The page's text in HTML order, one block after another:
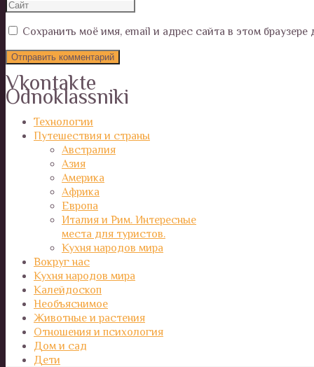
Сохранить моё имя, email и адрес сайта в этом
Vkontakte
Odnoklassniki
Технологии
Путешествия и страны
Австралия
Азия
Америка
Африка
Европа
Италия и Рим. Интересные
места для туристов.
Кухня народов мира
Вокруг нас
Кухня народов мира
Калейдоскоп
Необъяснимое
Животные и растения
Отношения и психология
Дом и сад
Дети